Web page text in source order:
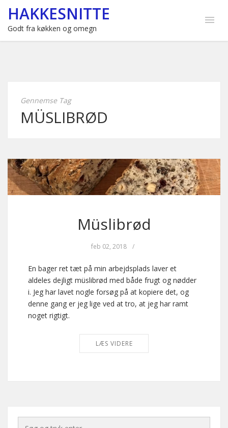
HAKKESNITTE
Godt fra køkken og omegn
Gennemse Tag
MÜSLIBRØD
Müslibrød
feb 02, 2018 /
En bager ret tæt på min arbejdsplads laver et
aldeles dejligt müslibrød med både frugt og nødder
i. Jeg har lavet nogle forsøg på at kopiere det, og
denne gang er jeg lige ved at tro, at jeg har ramt
noget rigtigt.
LÆS VIDERE